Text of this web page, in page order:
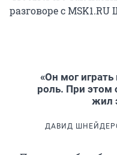
разговоре с
«Он мог
роль. При этом
жил
ДАВИД